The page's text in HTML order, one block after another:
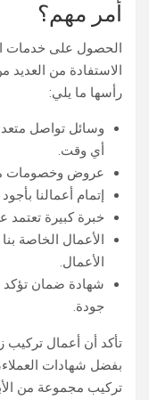
أمر مهم؟
الحصول على خدمات
الاستفادة من العديد
رأسها ما يلي:
وسائل تواصل
أي وقت.
عروض وخصومات
إتمام أعمالنا
خبرة كبيرة تعتمد
الأعمال الخاصة
الأعمال.
شهادة ضمان تؤكد
جودة.
بفضل شهادات
تركيب مجموعة من